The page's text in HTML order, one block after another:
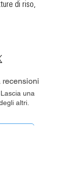
di riso,
recensioni
una
altri.